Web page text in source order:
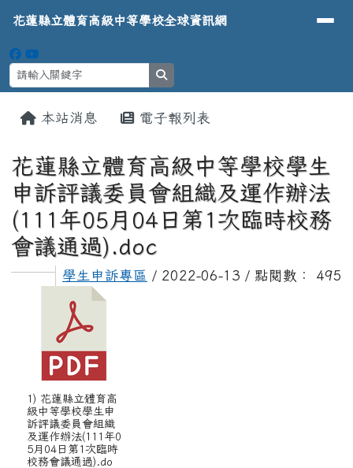
花蓮縣立體育高級中等學校全球資
導覽列
花蓮縣立體育高級中等學校全球資訊網
本站消息 電子報列表
花蓮縣立體育高級中等學校學生
申訴評議委員會組織及運作辦法
(111年05月04日第1次臨時校務
會議通過).doc
學生申訴專區 / 2022-06-13 / 點閱數： 495
1) 花蓮縣立體育高
級中等學校學生申
訴評議委員會組織
及運作辦法(111年0
5月04日第1次臨時
校務會議通過).do